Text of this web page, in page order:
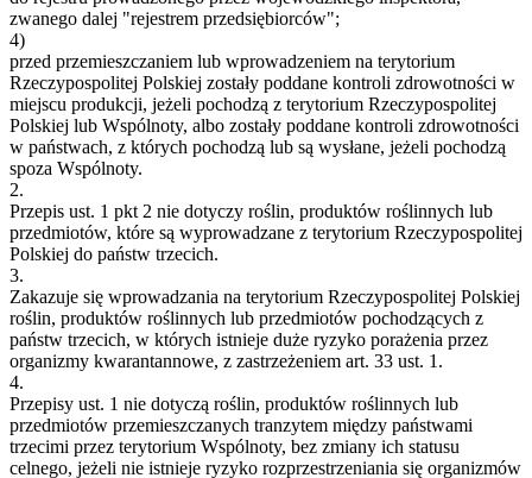
zwanego dalej "rejestrem przedsiębiorców";
4)
przed przemieszczaniem lub wprowadzeniem na terytorium
Rzeczypospolitej Polskiej zostały poddane kontroli zdrowotności w
miejscu produkcji, jeżeli pochodzą z terytorium Rzeczypospolitej
Polskiej lub Wspólnoty, albo zostały poddane kontroli zdrowotności
w państwach, z których pochodzą lub są wysłane, jeżeli pochodzą
spoza Wspólnoty.
2.
Przepis ust. 1 pkt 2 nie dotyczy roślin, produktów roślinnych lub
przedmiotów, które są wyprowadzane z terytorium Rzeczypospolitej
Polskiej do państw trzecich.
3.
Zakazuje się wprowadzania na terytorium Rzeczypospolitej Polskiej
roślin, produktów roślinnych lub przedmiotów pochodzących z
państw trzecich, w których istnieje duże ryzyko porażenia przez
organizmy kwarantannowe, z zastrzeżeniem art. 33 ust. 1.
4.
Przepisy ust. 1 nie dotyczą roślin, produktów roślinnych lub
przedmiotów przemieszczanych tranzytem między państwami
trzecimi przez terytorium Wspólnoty, bez zmiany ich statusu
celnego, jeżeli nie istnieje ryzyko rozprzestrzeniania się organizmów